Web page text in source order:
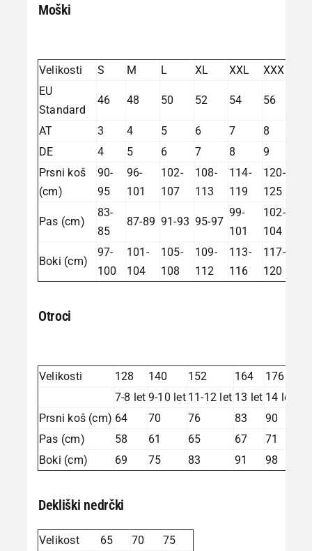
Moški
Velikosti S M L XL XXL
XXXL
EU
Standard
46 48 50 52 54 56
AT 3 4 5 6 7
8
DE
4 5 6 7 8
9
Prsni koš
(cm)
90-
95
96-
101
102-
107
108-
113
114-
119
120-
125
Pas (cm)
83-
85
87-89 91-93 95-97
99-
101
102-
104
Boki (cm)
97-
100
101-
104
105-
108
109-
112
113-
116
117-
120
Otroci
Velikosti 128 140 152 164
176
7-8 let 9-10 let 11-12 let 13 let 14 let
Prsni koš (cm) 64 70 76 83
90
Pas (cm)
58 61 65 67
71
Boki (cm)
69 75 83 91 98
Dekliški nedrčki
Velikost 65 70
75